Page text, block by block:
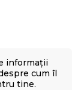
informații
cum îl
tine.